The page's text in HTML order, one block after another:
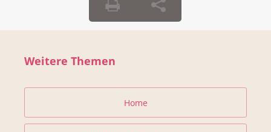
Weitere Themen
Home